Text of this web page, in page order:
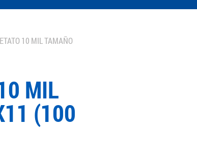
10 MIL TAMAÑO
MIL
(100